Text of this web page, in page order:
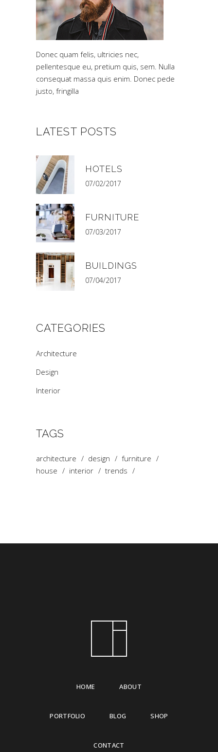
Donec quam felis, ultricies nec,
pellentesque eu, pretium quis, sem. Nulla
consequat massa quis enim. Donec pede
justo, fringilla
LATEST POSTS
HOTELS
07/02/2017
FURNITURE
07/03/2017
BUILDINGS
07/04/2017
CATEGORIES
Architecture
Design
Interior
TAGS
architecture design
furniture
house
interior trends
HOME ABOUT
PORTFOLIO BLOG SHOP
CONTACT